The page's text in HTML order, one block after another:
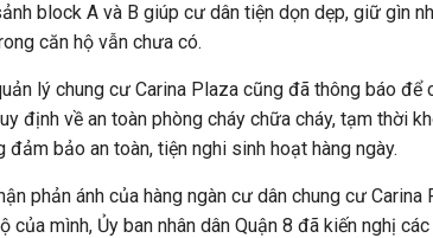
block A và B giúp cư dân tiện dọn dẹp, giữ gìn
căn hộ vẫn chưa có.
lý chung cư Carina Plaza cũng đã thông báo để
định về an toàn phòng cháy chữa cháy, tạm thời
đảm bảo an toàn, tiện nghi sinh hoạt hàng ngày.
phản ánh của hàng ngàn cư dân chung cư
của mình, Ủy ban nhân dân Quận 8 đã kiến nghị